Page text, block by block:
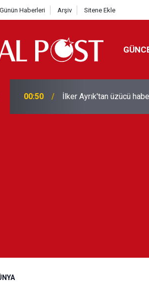
Günün Haberleri Arşiv Sitene Ekle
00:39
Liverpool efsanesi
Yarın geliyor